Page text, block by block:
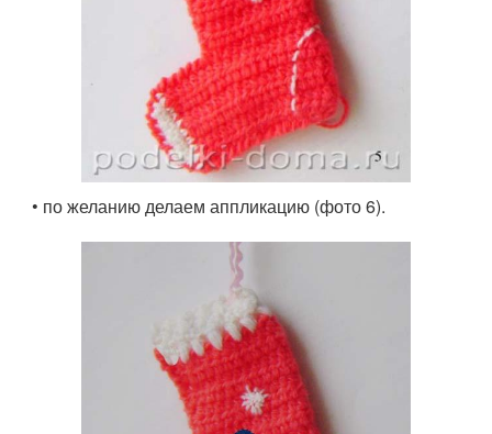
• по желанию делаем аппликацию (фото 6).